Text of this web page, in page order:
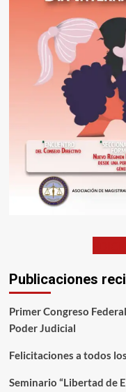
Publicaciones
Primer Congreso
Poder Judicial
Felicitaciones a todos
Seminario “Libertad de